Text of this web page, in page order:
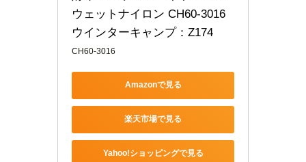
ウェットナイロン CH60-3016
ウインターキャンプ：Z174
CH60-3016
Amazonで見る
楽天市場で見る
Yahoo!ショッピングで見る